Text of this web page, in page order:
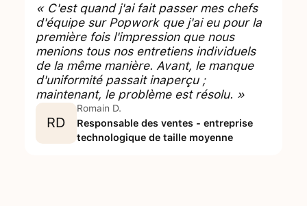
« C'est quand j'ai fait passer mes chefs
d'équipe sur Popwork que j'ai eu pour la
première fois l'impression que nous
menions tous nos entretiens individuels
de la même manière. Avant, le manque
d'uniformité passait inaperçu ;
maintenant, le problème est résolu. »
RD
Romain D.
Responsable des ventes - entreprise
technologique de taille moyenne